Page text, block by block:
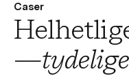
Caser
—